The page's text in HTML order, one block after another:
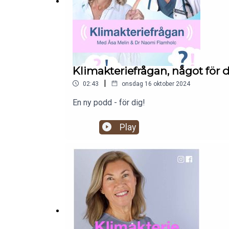
Klimakteriefrågan, något för
02:43 | onsdag 16 oktober 2024
En ny podd - för dig!
Play